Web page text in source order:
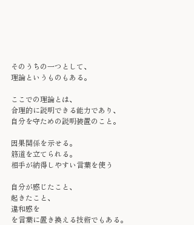
そのうちの一つとして、
理論というものもある。
ここでの理論とは、
合理的に説明できる能力であり、
自分を守ための説明装置のこと。
因果関係を示せる。
筋道を立てられる。
相手が納得しやすい言葉を使う
自分が感じたこと、
起きたこと、
違和感を
を言葉に置き換える技術でもある。